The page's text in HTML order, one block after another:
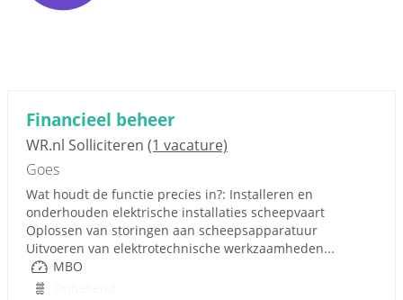
Financieel beheer
WR.nl Solliciteren (1 vacature)
Goes
Wat houdt de functie precies in?: Installeren en
onderhouden elektrische installaties scheepvaart
Oplossen van storingen aan scheepsapparatuur
Uitvoeren van elektrotechnische werkzaamheden...
MBO